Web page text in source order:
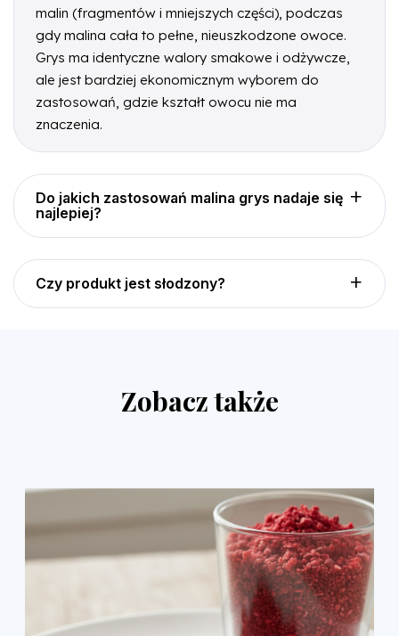
malin (fragmentów i mniejszych części), podczas
gdy malina cała to pełne, nieuszkodzone owoce.
Grys ma identyczne walory smakowe i odżywcze,
ale jest bardziej ekonomicznym wyborem do
zastosowań, gdzie kształt owocu nie ma
znaczenia.
Do jakich zastosowań malina grys nadaje się
najlepiej?
Czy produkt jest słodzony?
Zobacz także